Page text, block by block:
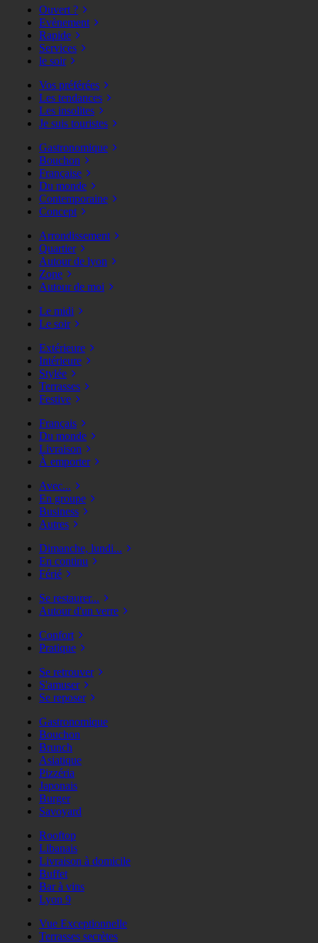
Ouvert ?
Evènement
Rapide
Services
le soir
Vos préférées
Les tendances
Les insolites
Je suis touristes
Gastronomique
Bouchon
Française
Du monde
Contemporaine
Concept
Arrondissement
Quartier
Autour de lyon
Zone
Autour de moi
Le midi
Le soir
Extérieure
Intérieure
Stylée
Terrasses
Festive
Français
Du monde
Livraison
À emporter
Avec...
En groupe
Business
Autres
Dimanche, lundi...
En continu
Férié
Se restaurer...
Autour d'un verre
Confort
Pratique
Se retrouver
S'amuser
Se reposer
Gastronomique
Bouchon
Brunch
Asiatique
Pizzéria
Japonais
Burger
Savoyard
Rooftop
Libanais
Livraison à domicile
Buffet
Bar à vins
Lyon 9
Vue Exceptionnelle
Terrasses secrètes